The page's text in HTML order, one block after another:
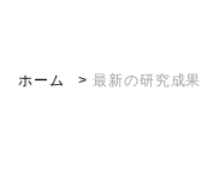
ホーム 最新の研究成果